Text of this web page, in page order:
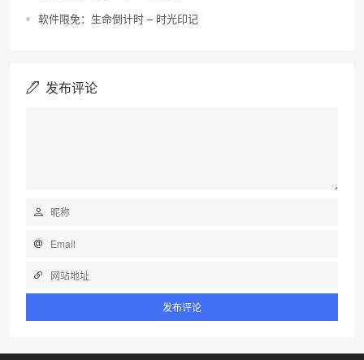
软件限免：生命倒计时 – 时光印记
发布评论